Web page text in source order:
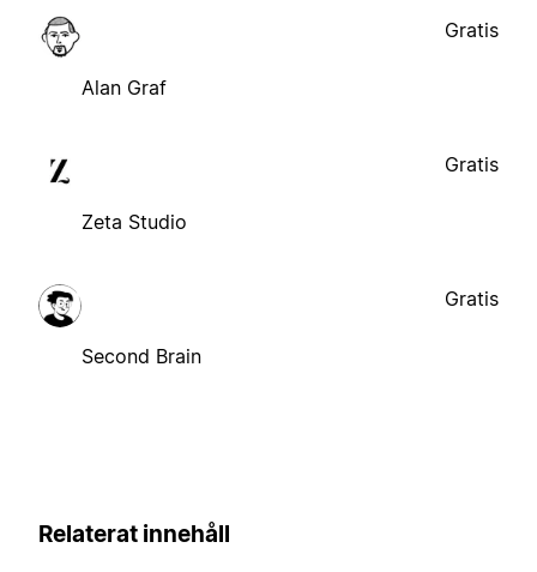
Alan Graf
Gratis
Zeta Studio
Gratis
Second Brain
Gratis
Relaterat innehåll